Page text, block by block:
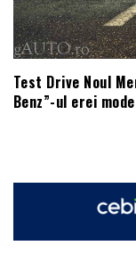
Test Drive Noul
Benz”-ul erei